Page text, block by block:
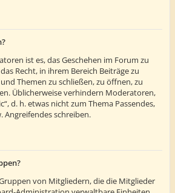
ist es, das Geschehen im Forum zu
Recht, in ihrem Bereich Beiträge zu
Themen zu schließen, zu öffnen, zu
Üblicherweise verhindern Moderatoren,
d. h. etwas nicht zum Thema Passendes,
Angreifendes schreiben.
von Mitgliedern, die die Mitglieder